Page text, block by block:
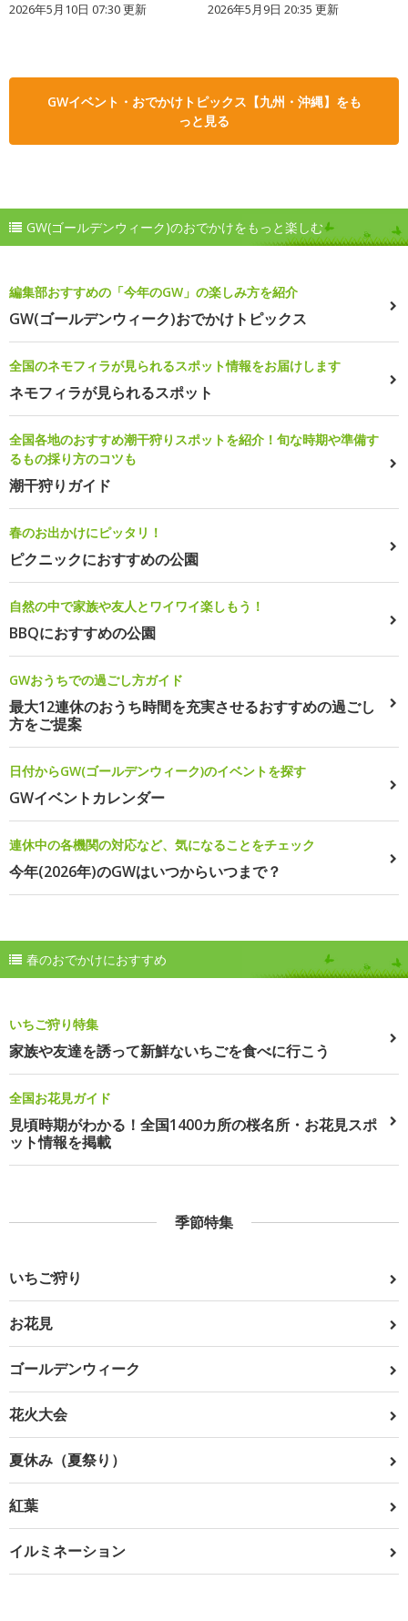
2026年5月10日 07:30 更新 2026年5月9日 20:35 更新
GWイベント・おでかけトピックス【九州・沖縄】をも
っと見る
GW(ゴールデンウィーク)のおでかけをもっと楽しむ
編集部おすすめの「今年のGW」の楽しみ方を紹介
GW(ゴールデンウィーク)おでかけトピックス
全国のネモフィラが見られるスポット情報をお届けします
ネモフィラが見られるスポット
全国各地のおすすめ潮干狩りスポットを紹介！旬な時期や準備す
るもの採り方のコツも
潮干狩りガイド
春のお出かけにピッタリ！
ピクニックにおすすめの公園
自然の中で家族や友人とワイワイ楽しもう！
BBQにおすすめの公園
GWおうちでの過ごし方ガイド
最大12連休のおうち時間を充実させるおすすめの過ごし
方をご提案
日付からGW(ゴールデンウィーク)のイベントを探す
GWイベントカレンダー
連休中の各機関の対応など、気になることをチェック
今年(2026年)のGWはいつからいつまで？
春のおでかけにおすすめ
いちご狩り特集
家族や友達を誘って新鮮ないちごを食べに行こう
全国お花見ガイド
見頃時期がわかる！全国1400カ所の桜名所・お花見スポ
ット情報を掲載
季節特集
いちご狩り
お花見
ゴールデンウィーク
花火大会
夏休み（夏祭り）
紅葉
イルミネーション